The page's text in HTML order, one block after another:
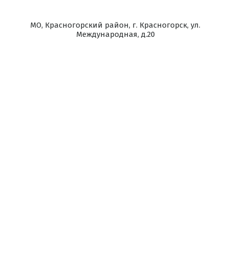
МО, Красногорский район, г. Красногорск, ул.
Международная, д.20